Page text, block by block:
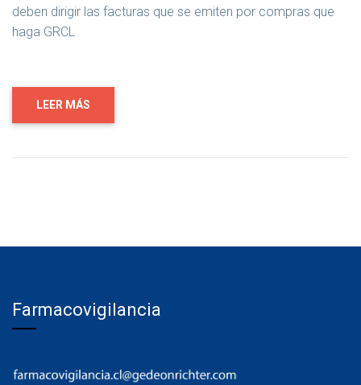
deben dirigir las facturas que se emiten por compras que
haga GRCL
LEER MÁS
Farmacovigilancia